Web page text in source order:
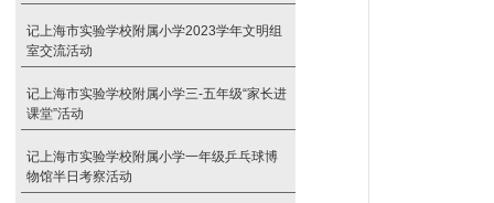
记上海市实验学校附属小学2023学年文明组
室交流活动
记上海市实验学校附属小学三-五年级“家长进
课堂”活动
记上海市实验学校附属小学一年级乒乓球博
物馆半日考察活动